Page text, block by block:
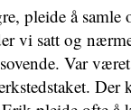
pleide å samle
vi satt og
Var